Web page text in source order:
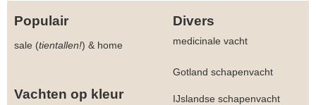
Populair Divers
sale (tientallen!) & home medicinale vacht
Gotland schapenvacht
Vachten op kleur IJslandse schapenvacht